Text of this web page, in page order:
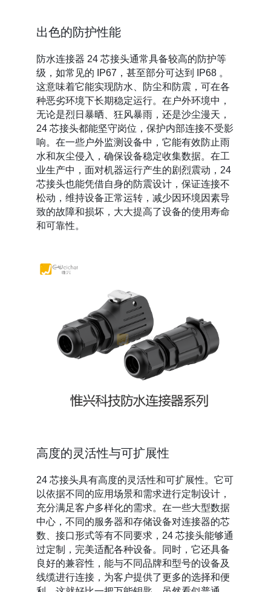
出色的防护性能
防水连接器 24 芯接头通常具备较高的防护等
级，如常见的 IP67，甚至部分可达到 IP68 。
这意味着它能实现防水、防尘和防震，可在各
种恶劣环境下长期稳定运行。在户外环境中，
无论是烈日暴晒、狂风暴雨，还是沙尘漫天，
24 芯接头都能坚守岗位，保护内部连接不受影
响。在一些户外监测设备中，它能有效防止雨
水和灰尘侵入，确保设备稳定收集数据。在工
业生产中，面对机器运行产生的剧烈震动，24
芯接头也能凭借自身的防震设计，保证连接不
松动，维持设备正常运转，减少因环境因素导
致的故障和损坏，大大提高了设备的使用寿命
和可靠性。
高度的灵活性与可扩展性
24 芯接头具有高度的灵活性和可扩展性。它可
以依据不同的应用场景和需求进行定制设计，
充分满足客户多样化的需求。在一些大型数据
中心，不同的服务器和存储设备对连接器的芯
数、接口形式等有不同要求，24 芯接头能够通
过定制，完美适配各种设备。同时，它还具备
良好的兼容性，能与不同品牌和型号的设备及
线缆进行连接，为客户提供了更多的选择和便